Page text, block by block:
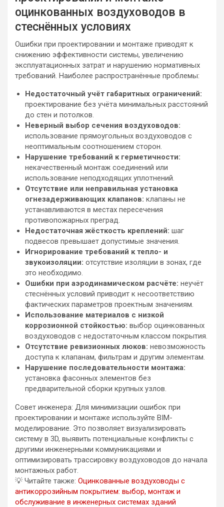
оцинкованных воздуховодов в
стеснённых условиях
Ошибки при проектировании и монтаже приводят к
снижению эффективности системы, увеличению
эксплуатационных затрат и нарушению нормативных
требований. Наиболее распространённые проблемы:
Недостаточный учёт габаритных ограничений:
проектирование без учёта минимальных расстояний
до стен и потолков.
Неверный выбор сечения воздуховодов:
использование прямоугольных воздуховодов с
неоптимальным соотношением сторон.
Нарушение требований к герметичности:
некачественный монтаж соединений или
использование неподходящих уплотнений.
Отсутствие или неправильная установка
огнезадерживающих клапанов: клапаны не
устанавливаются в местах пересечения
противопожарных преград.
Недостаточная жёсткость креплений: шаг
подвесов превышает допустимые значения.
Игнорирование требований к тепло- и
звукоизоляции: отсутствие изоляции в зонах, где
это необходимо.
Ошибки при аэродинамическом расчёте: неучёт
стеснённых условий приводит к несоответствию
фактических параметров проектным значениям.
Использование материалов с низкой
коррозионной стойкостью: выбор оцинкованных
воздуховодов с недостаточным классом покрытия.
Отсутствие ревизионных люков: невозможность
доступа к клапанам, фильтрам и другим элементам.
Нарушение последовательности монтажа:
установка фасонных элементов без
предварительной сборки крупных узлов.
Совет инженера: Для минимизации ошибок при
проектировании и монтаже используйте BIM-
моделирование. Это позволяет визуализировать
систему в 3D, выявить потенциальные конфликты с
другими инженерными коммуникациями и
оптимизировать трассировку воздуховодов до начала
монтажных работ.
💡 Читайте также: Оцинкованные воздуховоды с
антикоррозийным покрытием: выбор, монтаж и
обслуживание в инженерных системах зданий